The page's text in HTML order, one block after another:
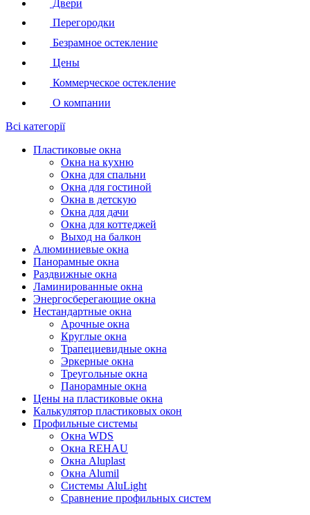
Двери
Перегородки
Безрамное остекление
Цены
Коммерческое остекление
О компании
Всі категорії
Пластиковые окна
Окна на кухню
Окна для спальни
Окна для гостиной
Окна в детскую
Окна для дачи
Окна для коттеджей
Выход на балкон
Алюминиевые окна
Панорамные окна
Раздвижные окна
Ламинированные окна
Энергосберегающие окна
Нестандартные окна
Арочные окна
Круглые окна
Трапециевидные окна
Эркерные окна
Треугольные окна
Панорамные окна
Цены на пластиковые окна
Калькулятор пластиковых окон
Профильные системы
Окна WDS
Окна REHAU
Окна Aluplast
Окна Alumil
Системы AluLight
Сравнение профильных систем